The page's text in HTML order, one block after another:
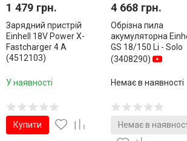
1 479 грн.
Зарядний пристрій
Einhell 18V Power X-
Fastcharger 4 A
(4512103)
У наявності
Купити
4 668 грн.
Обрізна пила
акумуляторна
GS 18/150 Li - Solo
(3408290)
Немає в наявності
Немає в